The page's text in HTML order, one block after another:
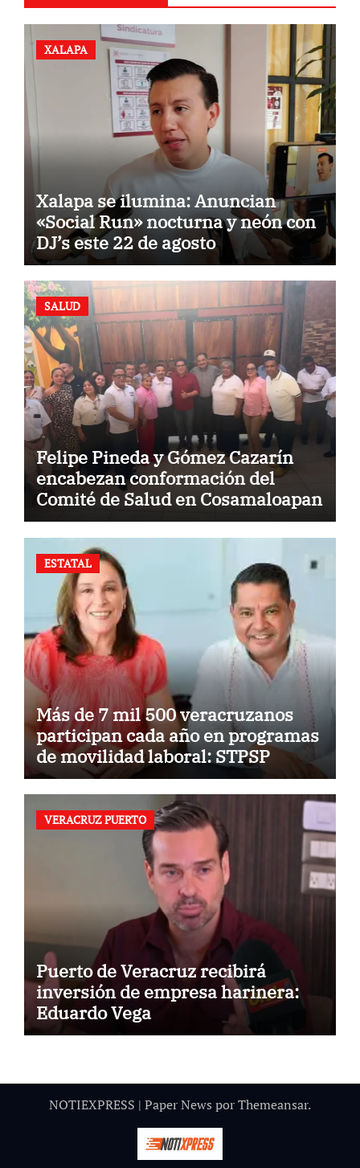
XALAPA
Xalapa se ilumina: Anuncian
«Social Run» nocturna y neón con
DJ’s este 22 de agosto
SALUD
Felipe Pineda y Gómez Cazarín
encabezan conformación del
Comité de Salud en Cosamaloapan
ESTATAL
Más de 7 mil 500 veracruzanos
participan cada año en programas
de movilidad laboral: STPSP
VERACRUZ PUERTO
Puerto de Veracruz recibirá
inversión de empresa harinera:
Eduardo Vega
NOTIEXPRESS | Paper News porThemeansar.